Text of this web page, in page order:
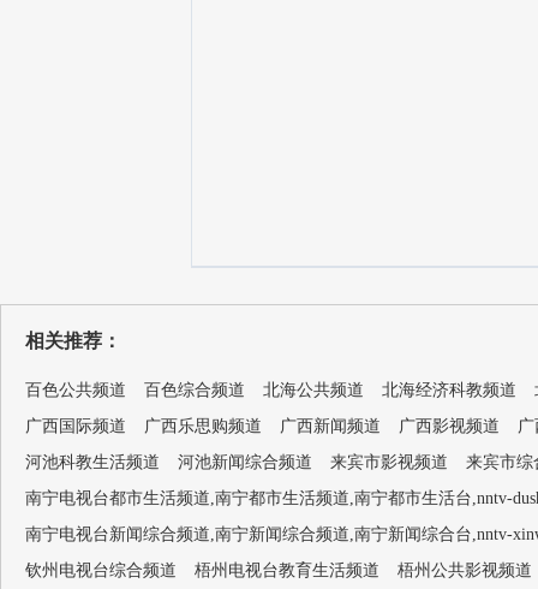
相关推荐：
百色公共频道 百色综合频道 北海公共频道 北海经济科教频道
广西国际频道
广西乐思购频道 广西新闻频道 广西影视频道
河池科教生活频道
河池新闻综合频道 来宾市影视频道
来宾市综
南宁电视台都市生活频道,南宁都市生活频道,南宁都市生活台,nntv-
南宁电视台新闻综合频道,南宁新闻综合频道,南宁新闻综合台,nntv-
钦州电视台综合频道
梧州电视台教育生活频道
梧州公共影视频道